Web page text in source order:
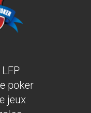
poker
jeux